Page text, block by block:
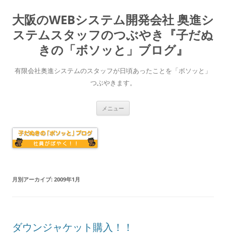
大阪のWEBシステム開発会社 奥進シ
ステムスタッフのつぶやき『子だぬ
きの「ボソッと」ブログ』
有限会社奥進システムのスタッフが日頃あったことを「ボソッと」
つぶやきます。
メニュー
月別アーカイブ: 2009年1月
ダウンジャケット購入！！